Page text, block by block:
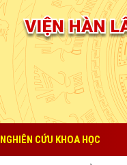
NGHIÊN CỨU KHOA HỌC